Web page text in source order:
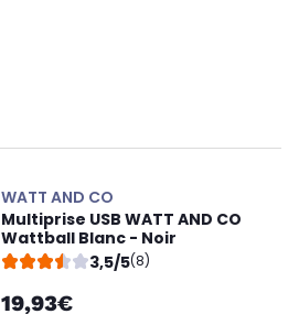
WATT AND CO
Multiprise USB WATT AND CO
Wattball Blanc - Noir
3,5/5(8)
19,93€